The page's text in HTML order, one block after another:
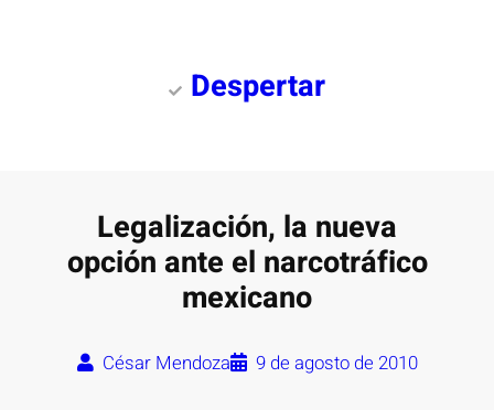
Despertar
Legalización, la nueva
opción ante el narcotráfico
mexicano
César Mendoza 9 de agosto de 2010